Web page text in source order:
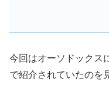
今回はオーソドックス
で紹介されていたのを